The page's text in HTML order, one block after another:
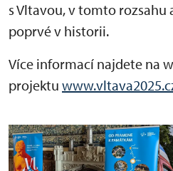
s Vltavou, v tomto
poprvé v historii.
Více informací najdete na
projektu